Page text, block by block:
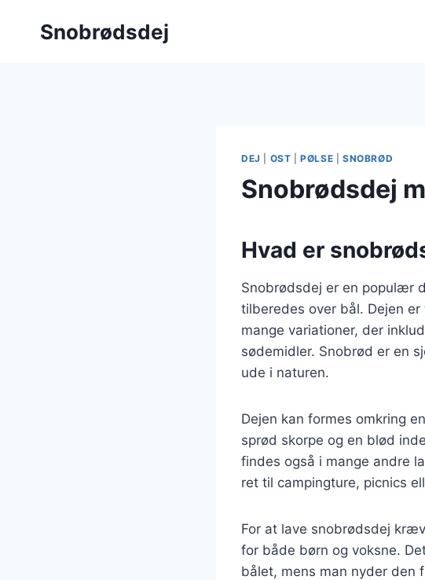
Snobrødsdej
DEJ OST |PØLSE SNOBRØD
Snobrødsdej
Hvad er
Snobrødsdej er en populær
tilberedes over bål. Dejen
mange variationer, der
sødemidler. Snobrød er en
ude i naturen.
Dejen kan formes omkring
sprød skorpe og en blød
findes også i mange andre
ret til campingture, picnics
For at lave snobrødsdej
for både børn og voksne.
bålet, mens man nyder den